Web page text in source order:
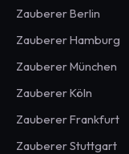
ZaubererBerlin
ZaubererHamburg
ZaubererMünchen
ZaubererKöln
ZaubererFrankfurt
ZaubererStuttgart